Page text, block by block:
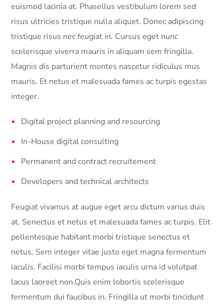
euismod lacinia at. Phasellus vestibulum lorem sed
risus ultricies tristique nulla aliquet. Donec adipiscing
tristique risus nec feugiat in. Cursus eget nunc
scelerisque viverra mauris in aliquam sem fringilla.
Magnis dis parturient montes nascetur ridiculus mus
mauris. Et netus et malesuada fames ac turpis egestas
integer.
Digital project planning and resourcing
In-House digital consulting
Permanent and contract recruitement
Developers and technical architects
Feugiat vivamus at augue eget arcu dictum varius duis
at. Senectus et netus et malesuada fames ac turpis. Elit
pellentesque habitant morbi tristique senectus et
netus. Sem integer vitae justo eget magna fermentum
iaculis. Facilisi morbi tempus iaculis urna id volutpat
lacus laoreet non.Quis enim lobortis scelerisque
fermentum dui faucibus in. Fringilla ut morbi tincidunt